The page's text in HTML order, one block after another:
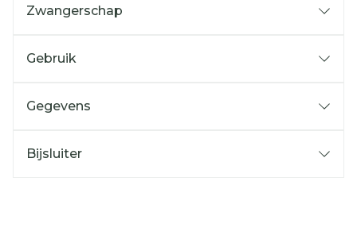
Zwangerschap
Gebruik
Gegevens
Bijsluiter